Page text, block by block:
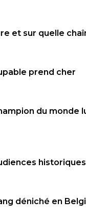
et sur quelle
prend cher
du monde
historiques
déniché en